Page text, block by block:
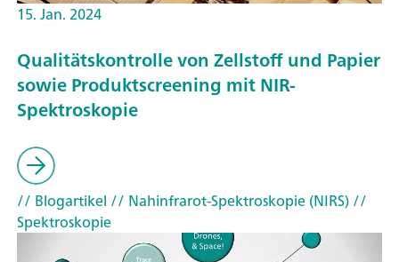
15. Jan. 2024
Qualitätskontrolle von Zellstoff und Papier
sowie Produktscreening mit NIR-
Spektroskopie
// Blogartikel // Nahinfrarot-Spektroskopie (NIRS)//
Spektroskopie